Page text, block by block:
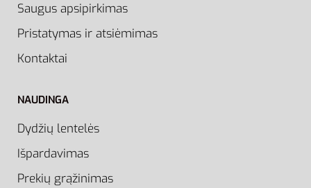
Saugus apsipirkimas
Pristatymas ir atsiėmimas
Kontaktai
NAUDINGA
Dydžių lentelės
Išpardavimas
Prekių grąžinimas